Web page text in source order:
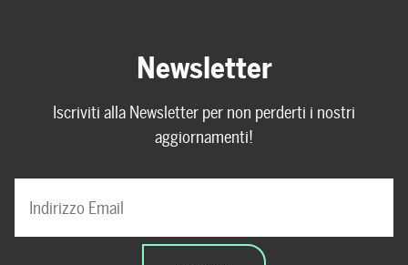
Newsletter
Iscriviti alla Newsletter per non perderti i nostri
aggiornamenti!